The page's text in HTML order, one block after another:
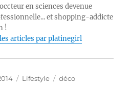
en sciences devenue
et shopping-addicte
!
articles par platinegirl
Catégories
Lifestyle Étiquettes
déco